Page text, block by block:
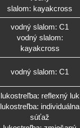
slalom: kayakcross
vodný slalom: C1
vodný slalom:
kayakcross
vodný slalom: C1
lukostreľba: reflexný luk
lukostreľba: individuálna
súťaž